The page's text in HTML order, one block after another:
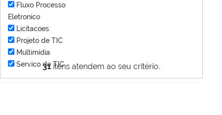
31 itens atendem ao seu critério.
Fluxo Processo
Eletronico
Licitacoes
Projeto de TIC
Multimídia
Servico de TIC